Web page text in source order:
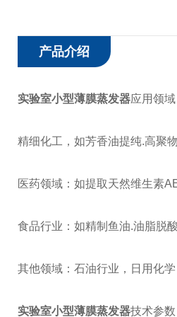
产品介绍
实验室小型薄膜蒸发器应用领域
精细化工，如芳香油提纯.高聚
医药领域：如提取天然维生素
食品行业：如精制鱼油.油脂脱
其他领域：石油行业，日用化
实验室小型薄膜蒸发器技术参数